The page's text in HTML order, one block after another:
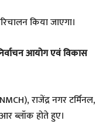
किया जाएगा।
आयोग एवं विकास
राजेंद्र नगर टर्मिनल,
ब्लॉक होते हुए।